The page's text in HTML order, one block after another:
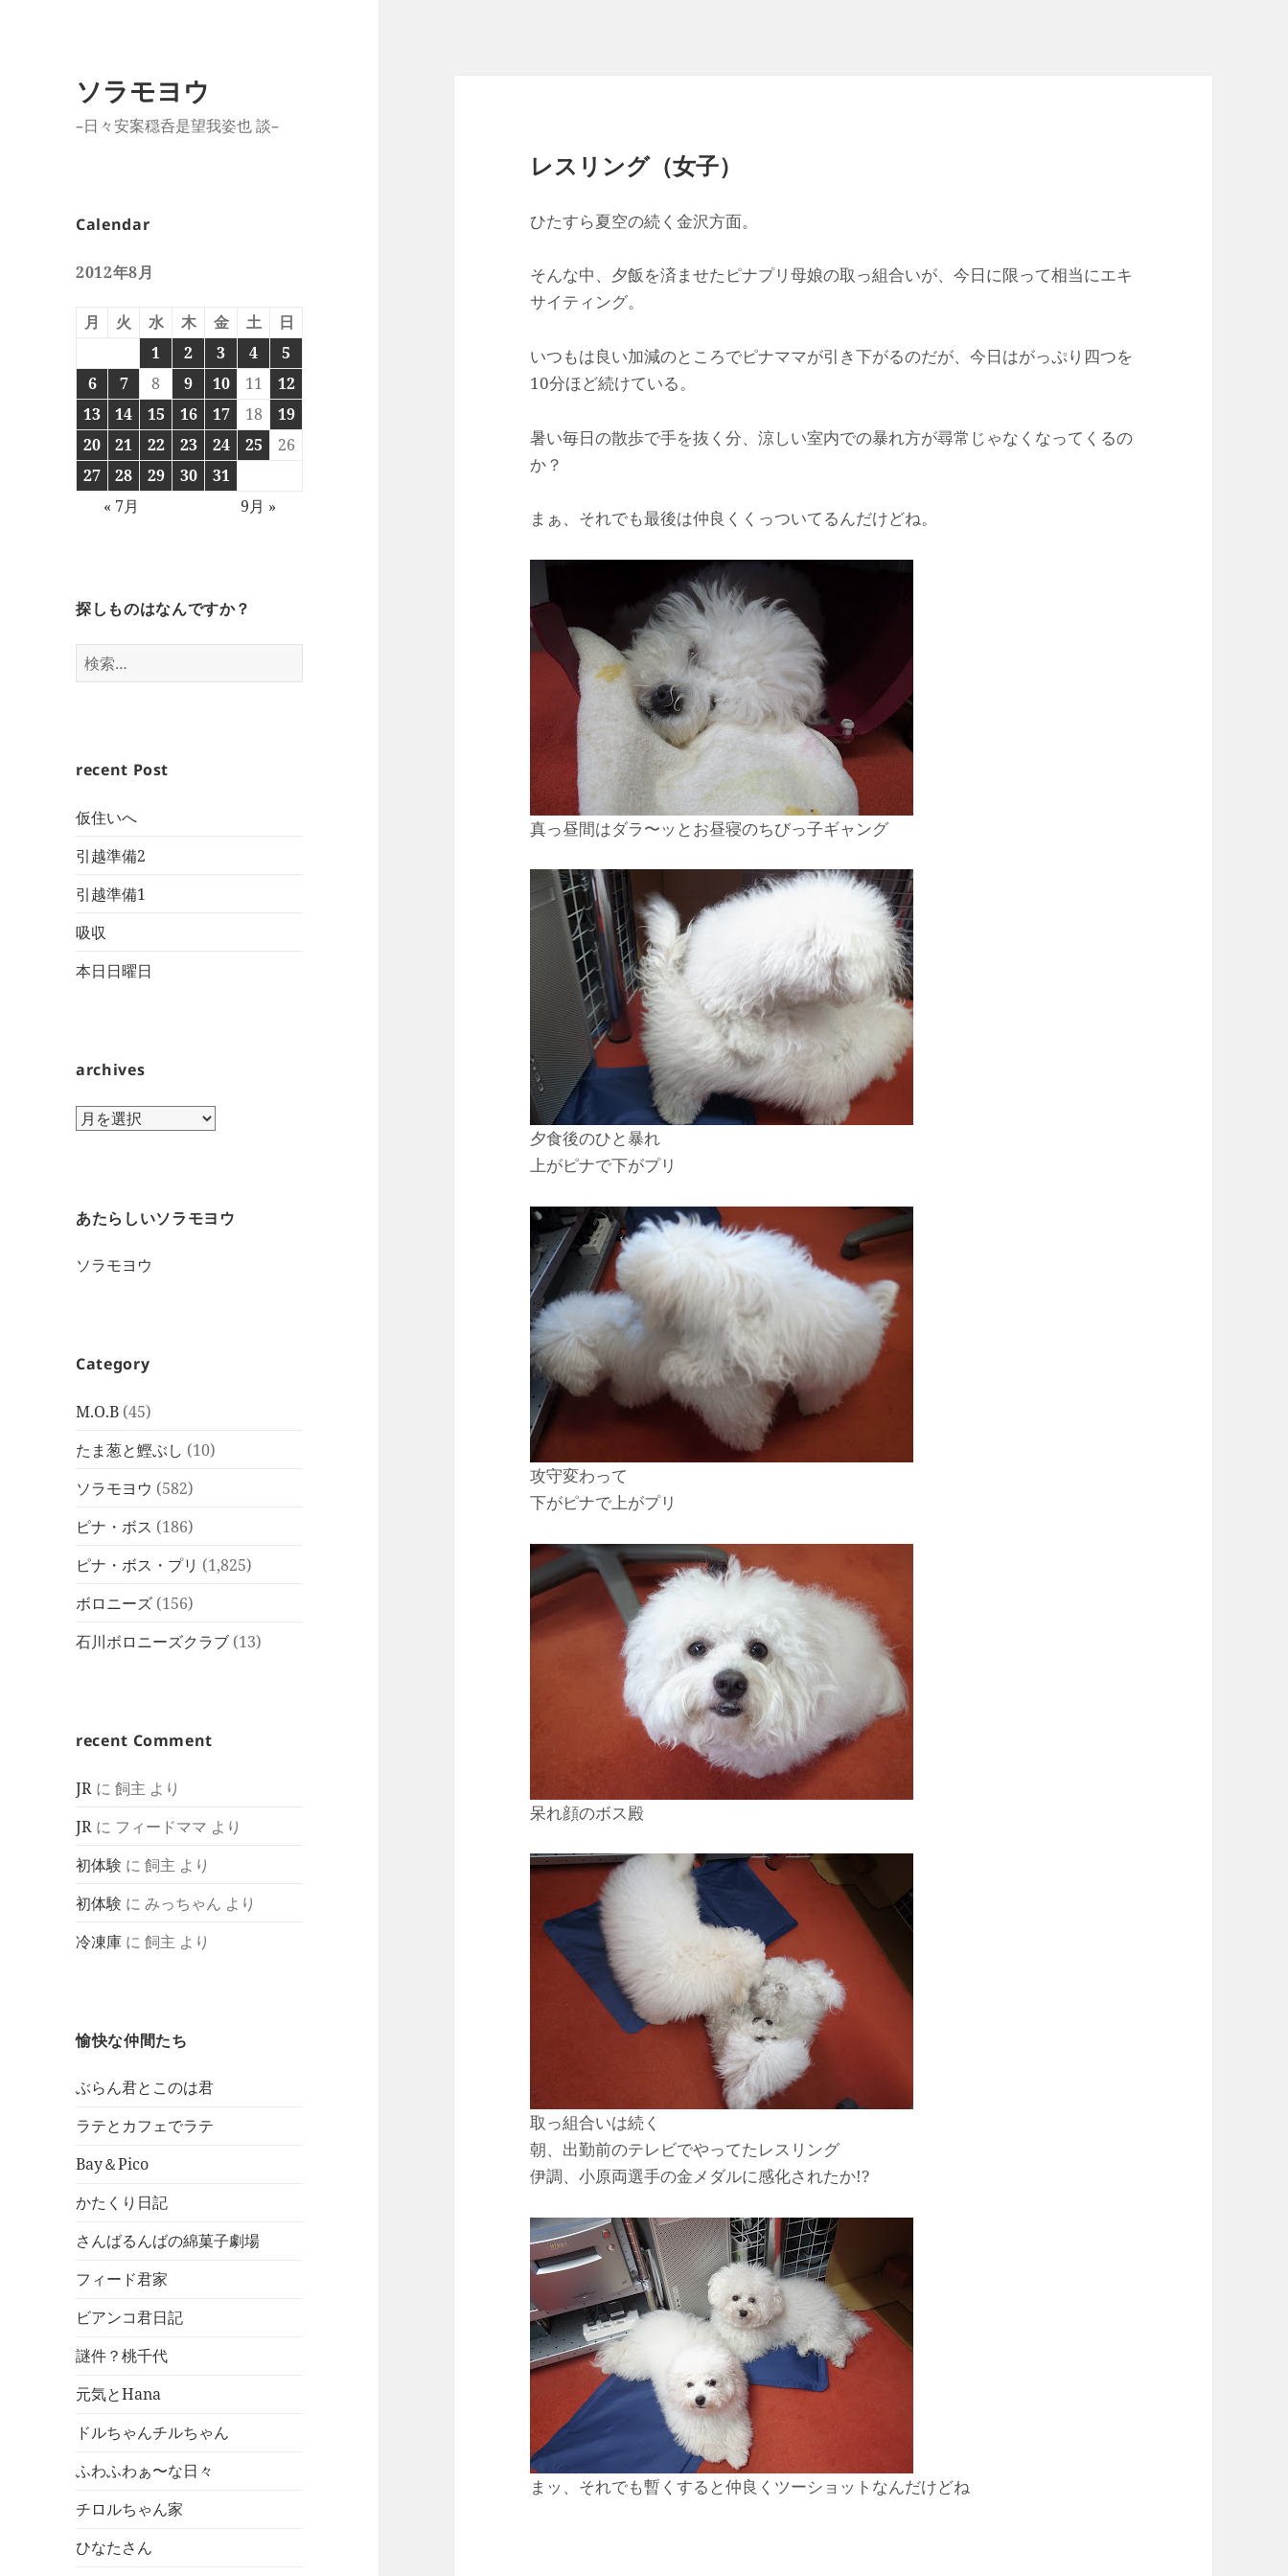
ソラモヨウ
–日々安案穏呑是望我姿也 談–
Calendar
2012年8月
月 火 水 木 金 土
日
1
2 3 4
5
6
7 8 9 10 11
12
13
14 15 16 17 18
19
20
21 22 23 24 25
26
27
28 29 30
31
« 7月
9月 »
探しものはなんですか？
検
索:
recent Post
仮住いへ
引越準備2
引越準備1
吸収
本日日曜日
archives
archives
あたらしいソラモヨウ
ソラモヨウ
Category
M.O.B (45)
たま葱と鰹ぶし (10)
ソラモヨウ (582)
ピナ・ボス (186)
ピナ・ボス・プリ (1,825)
ボロニーズ (156)
石川ボロニーズクラブ (13)
recent Comment
JR に飼主 より
JR に フィードママ より
初体験 に飼主 より
初体験 にみっちゃん より
冷凍庫 に飼主 より
愉快な仲間たち
ぶらん君とこのは君
ラテとカフェでラテ
Bay＆Pico
かたくり日記
さんばるんばの綿菓子劇場
フィード君家
ビアンコ君日記
謎件？桃千代
元気とHana
ドルちゃんチルちゃん
ふわふわぁ〜な日々
チロルちゃん家
ひなたさん
レスリング（女子）
ひたすら夏空の続く金沢方面。
そんな中、夕飯を済ませたピナプリ母娘の取っ組合いが、今日に限って相当にエキ
サイティング。
いつもは良い加減のところでピナママが引き下がるのだが、今日はがっぷり四つを
10分ほど続けている。
暑い毎日の散歩で手を抜く分、涼しい室内での暴れ方が尋常じゃなくなってくるの
か？
まぁ、それでも最後は仲良くくっついてるんだけどね。
真っ昼間はダラ〜ッとお昼寝のちびっ子ギャング
夕食後のひと暴れ
上がピナで下がプリ
攻守変わって
下がピナで上がプリ
呆れ顔のボス殿
取っ組合いは続く
朝、出勤前のテレビでやってたレスリング
伊調、小原両選手の金メダルに感化されたか!?
まッ、それでも暫くすると仲良くツーショットなんだけどね